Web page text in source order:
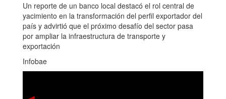
Un reporte de un banco local destacó el rol central de
yacimiento en la transformación del perfil exportador del
país y advirtió que el próximo desafío del sector pasa
por ampliar la infraestructura de transporte y
exportación
Infobae